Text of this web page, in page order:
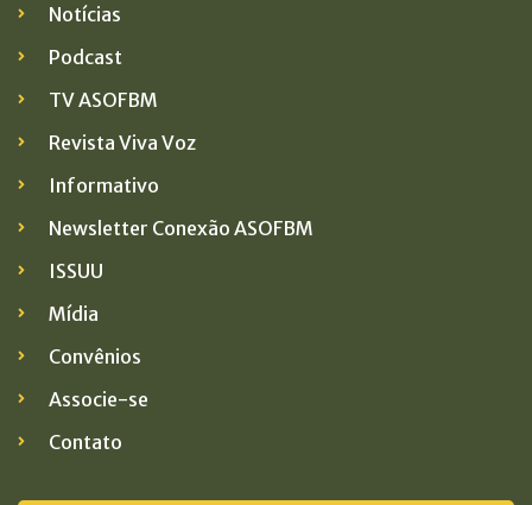
Notícias
Podcast
TV ASOFBM
Revista Viva Voz
Informativo
Newsletter Conexão ASOFBM
ISSUU
Mídia
Convênios
Associe-se
Contato